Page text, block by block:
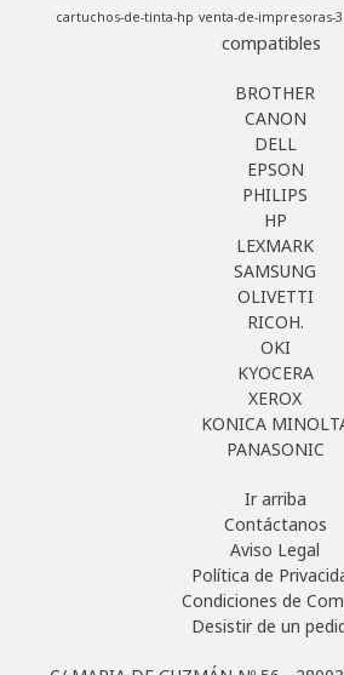
cartuchos-de-tinta-hp venta-de-impresoras-
compatibles
BROTHER
CANON
DELL
EPSON
PHILIPS
HP
LEXMARK
SAMSUNG
OLIVETTI
RICOH.
OKI
KYOCERA
XEROX
KONICA
PANASONIC
Ir arriba
Contáctanos
Aviso Legal
Política de
Condiciones de
Desistir de un